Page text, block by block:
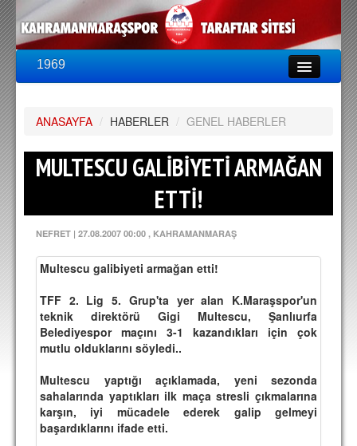
1969
PUAN DURUMU
FİKSTÜR
TEKNİK KADRO
TRANSFERLER
TARAFTAR
BİLETLER
LİSANSLI ÜRÜNLER
MULTİMEDYA
ANASAYFA / HABERLER / GENEL HABERLER
MULTESCU GALİBİYETİ ARMAĞAN
ETTİ!
NEFRET | 27.08.2007 00:00 , KAHRAMANMARAŞ
Multescu galibiyeti armağan etti!
TFF 2. Lig 5. Grup'ta yer alan K.Maraşspor'un
teknik direktörü Gigi Multescu, Şanlıurfa
Belediyespor maçını 3-1 kazandıkları için çok
mutlu olduklarını söyledi..
Multescu yaptığı açıklamada, yeni sezonda
sahalarında yaptıkları ilk maça stresli çıkmalarına
karşın, iyi mücadele ederek galip gelmeyi
başardıklarını ifade etti.